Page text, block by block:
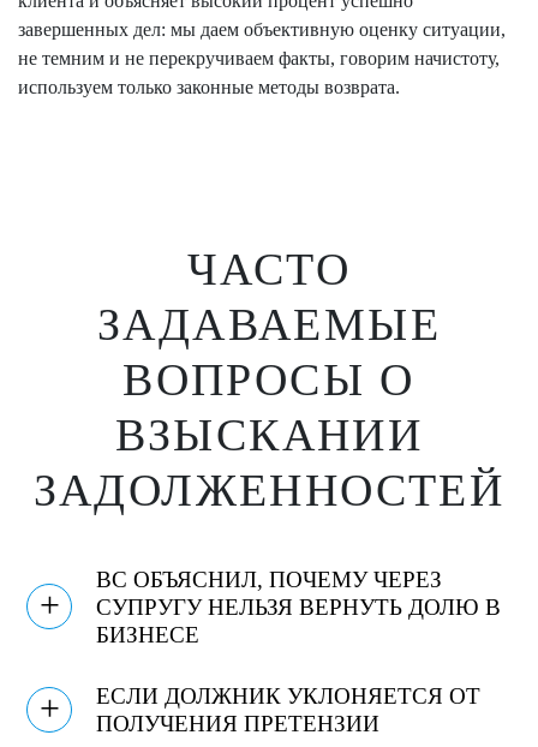
завершенных дел: мы даем объективную оценку ситуации,
не темним и не перекручиваем факты, говорим начистоту,
используем только законные методы возврата.
ЧАСТО
ЗАДАВАЕМЫЕ
ВОПРОСЫ О
ВЗЫСКАНИИ
ЗАДОЛЖЕННОСТЕЙ
+
ВС ОБЪЯСНИЛ, ПОЧЕМУ ЧЕРЕЗ
СУПРУГУ НЕЛЬЗЯ ВЕРНУТЬ ДОЛЮ В
БИЗНЕСЕ
+
ЕСЛИ ДОЛЖНИК УКЛОНЯЕТСЯ ОТ
ПОЛУЧЕНИЯ ПРЕТЕНЗИИ